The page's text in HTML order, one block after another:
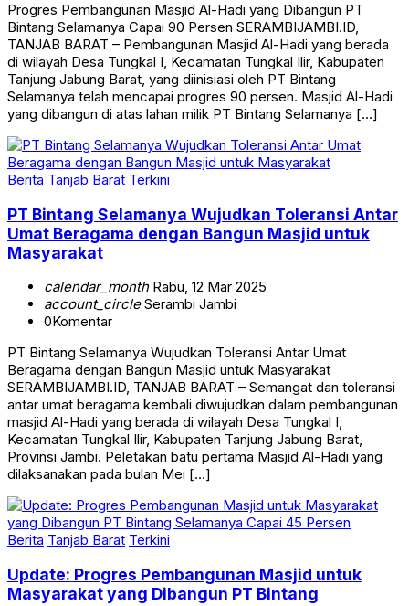
Bintang Selamanya Capai 90 Persen SERAMBIJAMBI.ID,
TANJAB BARAT – Pembangunan Masjid Al-Hadi yang berada
di wilayah Desa Tungkal I, Kecamatan Tungkal Ilir, Kabupaten
Tanjung Jabung Barat, yang diinisiasi oleh PT Bintang
Selamanya telah mencapai progres 90 persen. Masjid Al-Hadi
yang dibangun di atas lahan milik PT Bintang Selamanya […]
Berita Tanjab Barat Terkini
Umat Beragama dengan Bangun Masjid untuk
Masyarakat
account_circleSerambi Jambi
0Komentar
Beragama dengan Bangun Masjid untuk Masyarakat
SERAMBIJAMBI.ID, TANJAB BARAT – Semangat dan toleransi
antar umat beragama kembali diwujudkan dalam pembangunan
masjid Al-Hadi yang berada di wilayah Desa Tungkal I,
Kecamatan Tungkal Ilir, Kabupaten Tanjung Jabung Barat,
Provinsi Jambi. Peletakan batu pertama Masjid Al-Hadi yang
dilaksanakan pada bulan Mei […]
Berita Tanjab Barat Terkini
Masyarakat yang Dibangun PT Bintang
Selamanya Capai 45 Persen